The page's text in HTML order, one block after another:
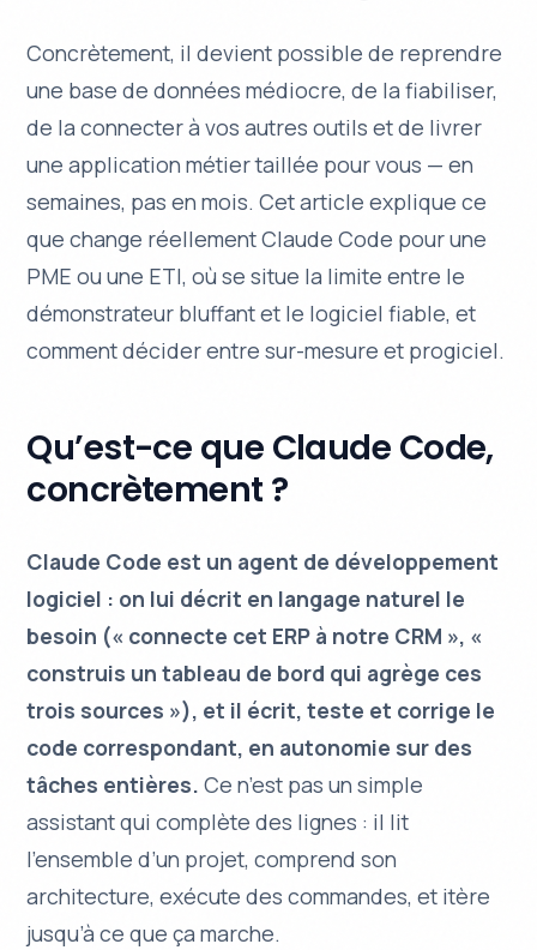
Concrètement, il devient possible de reprendre
une base de données médiocre, de la fiabiliser,
de la connecter à vos autres outils et de livrer
une application métier taillée pour vous — en
semaines, pas en mois. Cet article explique ce
que change réellement Claude Code pour une
PME ou une ETI, où se situe la limite entre le
démonstrateur bluffant et le logiciel fiable, et
comment décider entre sur-mesure et progiciel.
Qu’est-ce que Claude Code,
concrètement ?
Claude Code est un agent de développement
logiciel : on lui décrit en langage naturel le
besoin (« connecte cet ERP à notre CRM », «
construis un tableau de bord qui agrège ces
trois sources »), et il écrit, teste et corrige le
code correspondant, en autonomie sur des
tâches entières. Ce n’est pas un simple
assistant qui complète des lignes : il lit
l’ensemble d’un projet, comprend son
architecture, exécute des commandes, et itère
jusqu’à ce que ça marche.